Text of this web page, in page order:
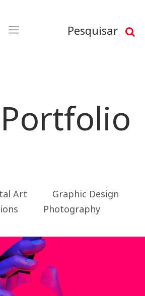
Pesquisar
Art
Graphic Design
Photography